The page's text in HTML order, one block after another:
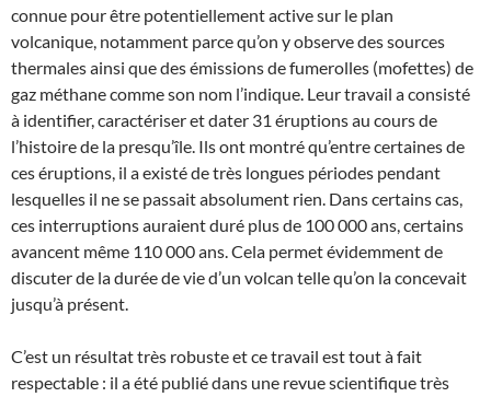
connue pour être potentiellement active sur le plan
volcanique, notamment parce qu’on y observe des sources
thermales ainsi que des émissions de fumerolles (mofettes) de
gaz méthane comme son nom l’indique. Leur travail a consisté
à identifier, caractériser et dater 31 éruptions au cours de
l’histoire de la presqu’île. Ils ont montré qu’entre certaines de
ces éruptions, il a existé de très longues périodes pendant
lesquelles il ne se passait absolument rien. Dans certains cas,
ces interruptions auraient duré plus de 100 000 ans, certains
avancent même 110 000 ans. Cela permet évidemment de
discuter de la durée de vie d’un volcan telle qu’on la concevait
jusqu’à présent.
C’est un résultat très robuste et ce travail est tout à fait
respectable : il a été publié dans une revue scientifique très